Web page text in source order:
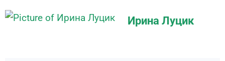
Ирина Луцик